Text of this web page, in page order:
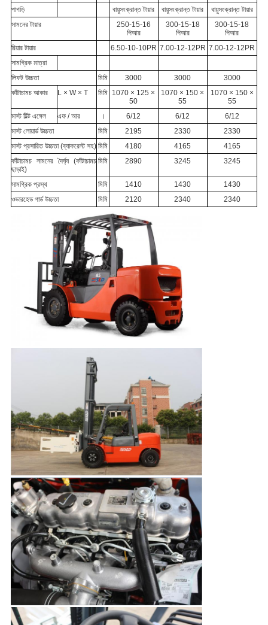
পাগড়ি
বায়ুসংক্রান্ত টায়ার বায়ুসংক্রান্ত টায়ার
বায়ুসংক্রান্ত টায়ার
সামনের টায়ার
250-15-16
পিআর
300-15-18
পিআর
300-15-18
পিআর
রিয়ার টায়ার
6.50-10-10PR 7.00-12-12PR 7.00-12-12PR
সামগ্রিক মাত্রা
লিফট উচ্চতা
মিমি 3000 3000
3000
কাঁটাচামচ আকার
L × W × T মিমি 1070 × 125 ×
50
1070 × 150 ×
55
1070 × 150 ×
55
মাস্ট টিল্ট এঙ্গেল
এফ / আর । 6/12 6/12
6/12
মাস্ট লোয়ার্ড উচ্চতা
মিমি 2195 2330
2330
মাস্ট প্রসারিত উচ্চতা (ব্যাকরেস্ট সহ) মিমি 4180 4165
4165
কাঁটাচামচ সামনের দৈর্ঘ্য (কাঁটাচামচ
ছাড়াই)
মিমি 2890 3245 3245
সামগ্রিক প্রস্থ মিমি 1410 1430
1430
ওভারহেড গার্ড উচ্চতা
মিমি 2120 2340 2340